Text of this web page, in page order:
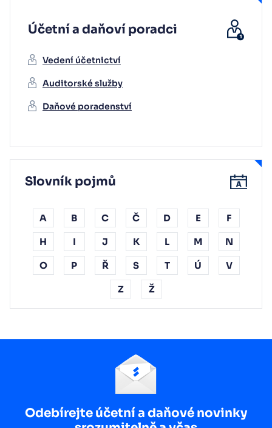
Účetní a daňoví poradci
Vedení účetnictví
Auditorské služby
Daňové poradenství
Slovník pojmů
A B C Č D E F
H I J K L M N
O P Ř S T Ú V
Z Ž
Odebírejte účetní a daňové novinky